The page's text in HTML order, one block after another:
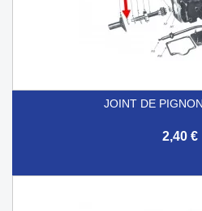
JOINT DE
2,40 €